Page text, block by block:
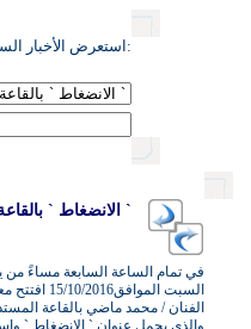
:استعرض الأخبار
` الانضغاط `
في تمام الساعة السابعة مساءً من
السبت الموافق15/
الفنان / محمد ماضي بالقاعة
والذي يحمل عنوان ` الانضغاط `